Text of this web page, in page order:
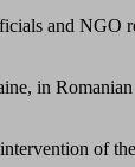
and NGO
in
of